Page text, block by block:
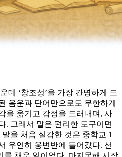
데 ‘창조성’을 가장 간명하게 드
음운과 단어만으로도 무한하게
을 옮기고 감정을 드러내며, 사
. 그래서 말은 편리한 도구이면
을 처음 실감한 것은 중학교 1
우연히 웅변반에 들어갔다. 선